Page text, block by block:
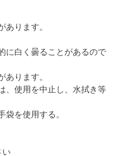
あります。
に白く曇ることがあるので
あります。
、使用を中止し、水拭き等
袋を使用する。
い